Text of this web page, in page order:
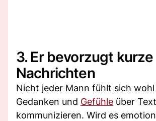
3. Er bevorzugt kurze
Nachrichten
Nicht jeder Mann fühlt sich wohl
Gedanken und Gefühle über
kommunizieren. Wird es